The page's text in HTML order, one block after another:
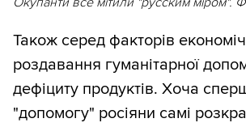
Також серед факторів
роздавання гуманітарної
дефіциту продуктів. Хоча
"допомогу" росіяни самі